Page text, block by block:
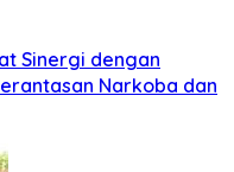
Sinergi dengan
Narkoba dan